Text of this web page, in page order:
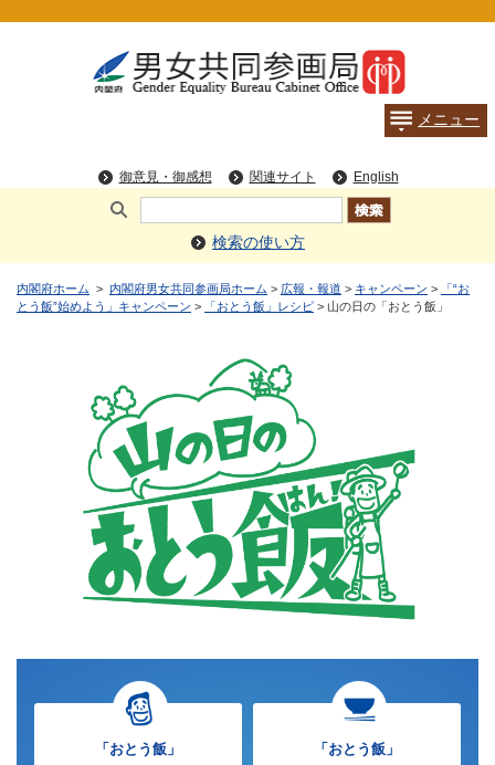
検索の使い方
内閣府ホーム > 内閣府男女共同参画局ホーム > 広報・報道 > キャンペーン >
「“お
とう飯”始めよう」キャンペーン > 「おとう飯」レシピ > 山の日の「おとう飯」
「おとう飯」 「おとう飯」